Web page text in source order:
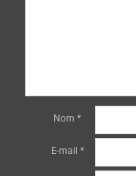
Nom *
E-mail *